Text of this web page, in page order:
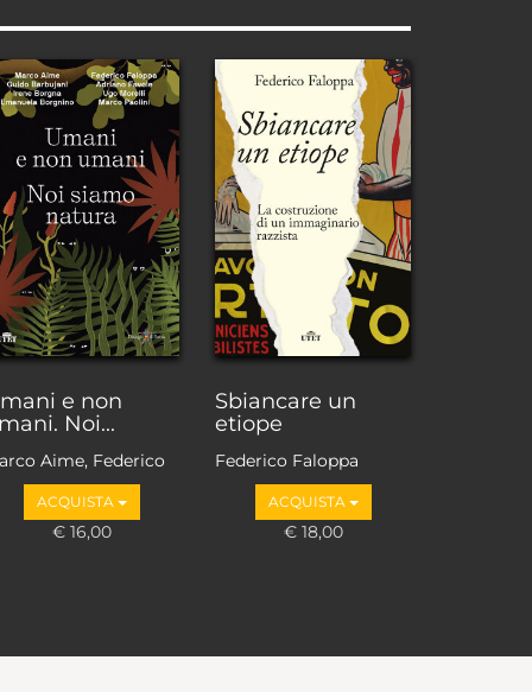
e non
Noi...
Aime, Federico
Adriano
Guido
Irene
ACQUISTA
€ 16,00
Sbiancare un
etiope
Federico Faloppa
ACQUISTA
€ 18,00